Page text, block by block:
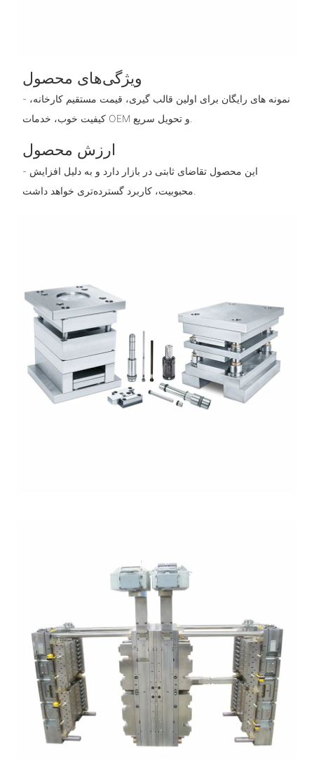
ویژگی‌های محصول
- نمونه های رایگان برای اولین قالب گیری، قیمت مستقیم کارخانه،
کیفیت خوب، خدمات OEM و تحویل سریع.
ارزش محصول
- این محصول تقاضای ثابتی در بازار دارد و به دلیل افزایش